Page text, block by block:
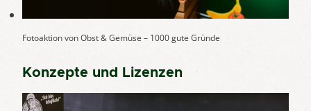
Fotoaktion von Obst & Gemüse – 1000 gute Gründe
Konzepte und Lizenzen